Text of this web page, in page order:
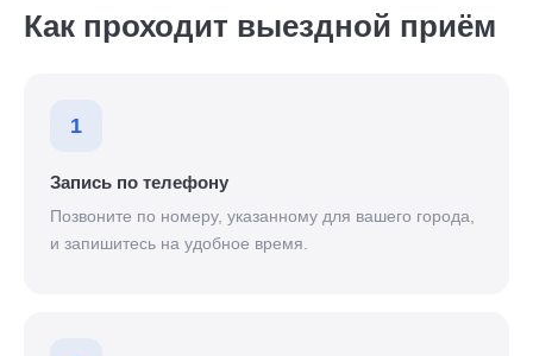
Как проходит выездной приём
1
Запись по телефону
Позвоните по номеру, указанному для вашего города,
и запишитесь на удобное время.